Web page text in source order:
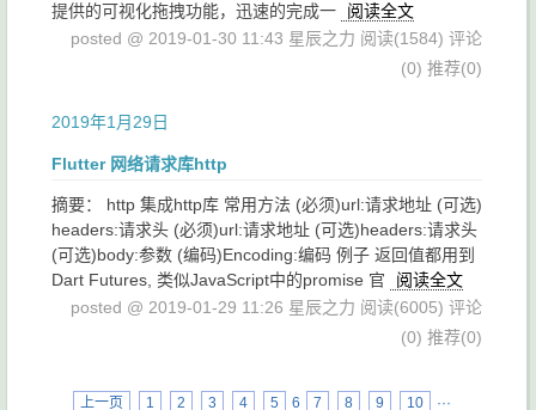
提供的可视化拖拽功能，迅速的完成一
阅读全文
posted @ 2019-01-30 11:43 星辰之力 阅读(1584) 评论
(0) 推荐(0)
2019年1月29日
Flutter 网络请求库http
摘要： http 集成http库 常用方法 (必须)url:请求地址 (可选)
headers:请求头 (必须)url:请求地址 (可选)headers:请求头
(可选)body:参数 (编码)Encoding:编码 例子 返回值都用到
Dart Futures, 类似JavaScript中的promise 官
阅读全文
posted @ 2019-01-29 11:26 星辰之力 阅读(6005) 评论
(0) 推荐(0)
上一页 1 2 3 4 5 6 7 8 9 10 ···